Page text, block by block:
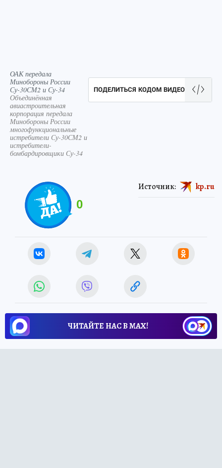
ОАК передала
Минобороны России
Су-30СМ2 и Су-34
Объединённая
авиастроительная
корпорация передала
Минобороны России
многофункциональные
истребители Су-30СМ2 и
истребители-
бомбардировщики Су-34
ПОДЕЛИТЬСЯ КОДОМ ВИДЕО
0
Источник: kp.ru
ЧИТАЙТЕ НАС В МАХ!